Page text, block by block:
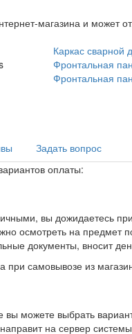
магазина и может
Каркас сварной
Фронтальная
Фронтальная
Задать вопрос
оплаты:
вы дожидаетесь
осмотреть на предмет
документы, вносит
при самовывозе из
вы можете выбрать
на сервер